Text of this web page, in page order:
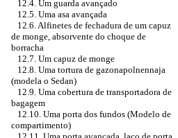
12.4. Um guarda avançado
12.5. Uma asa avançada
12.6. Alfinetes de fechadura de um capuz
de monge, absorvente do choque de
borracha
12.7. Um capuz de monge
12.8. Uma tortura de gazonapolnennaja
(modela o Sedan)
12.9. Uma cobertura de transportadora de
bagagem
12.10. Uma porta dos fundos (Modelo de
compartimento)